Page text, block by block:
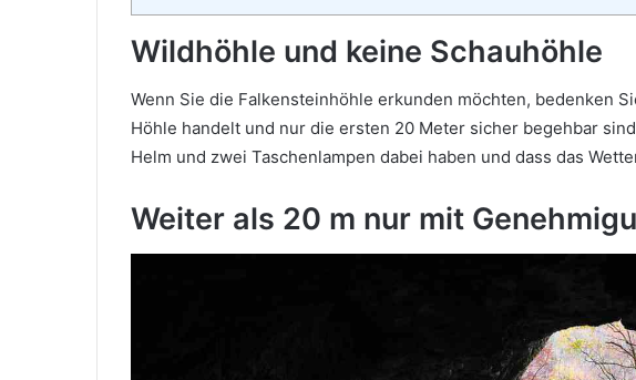
Wildhöhle und keine Schauhöhle
Wenn Sie die Falkensteinhöhle erkunden möchten, bedenken
Höhle handelt und nur die ersten 20 Meter sicher begehbar
Helm und zwei Taschenlampen dabei haben und dass das
Weiter als 20 m nur mit